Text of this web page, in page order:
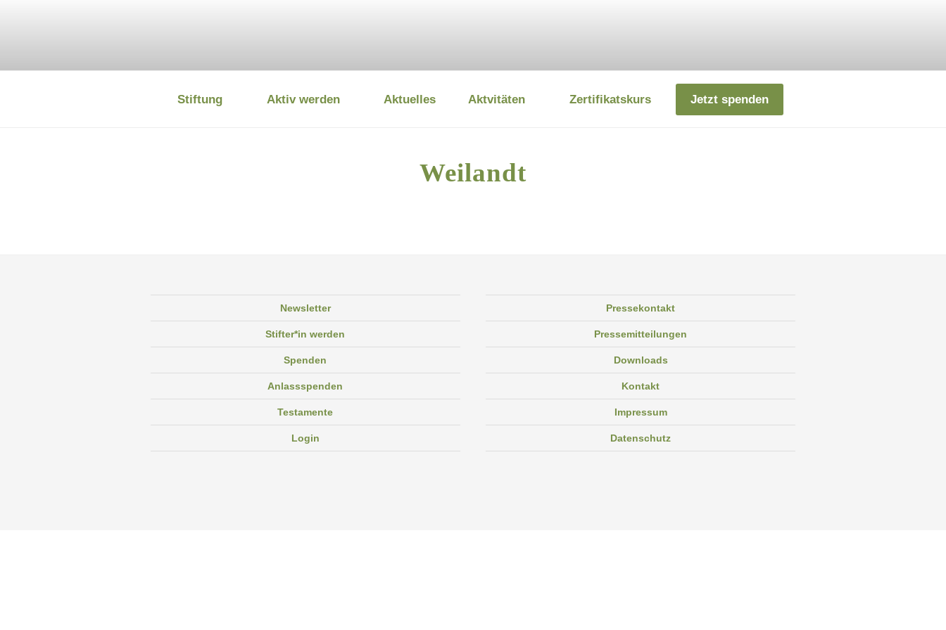
DEUTSCHE UMWELTSTIFTUNG
Stiftung Aktiv werden Aktuelles Aktvitäten Zertifikatskurs Jetzt spenden
Weilandt
Newsletter
Stifter*in werden
Spenden
Anlassspenden
Testamente
Login
Pressekontakt
Pressemitteilungen
Downloads
Kontakt
Impressum
Datenschutz